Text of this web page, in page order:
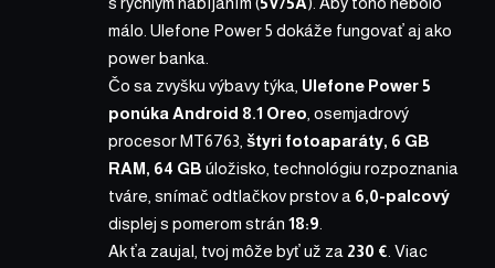
málo. Ulefone Power 5 dokáže fungovať aj ako
power banka.
Čo sa zvyšku výbavy týka, Ulefone Power 5
ponúka Android 8.1 Oreo , osemjadrový
procesor MT6763, štyri fotoaparáty, 6 GB
RAM, 64 GB úložisko, technológiu rozpoznania
tváre, snímač odtlačkov prstov a 6,0-palcový
displej s pomerom strán 18:9
Ak ťa zaujal, tvoj môže byť už za 230 € . Viac